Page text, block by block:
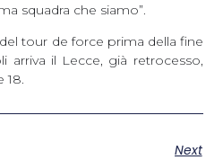
squadra che siamo”.
tour de force prima della fine
arriva il Lecce, già retrocesso,
18.
Next